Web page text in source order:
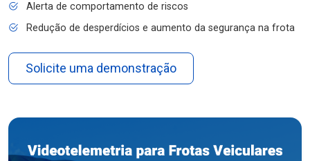
Alerta de comportamento de riscos
Redução de desperdícios e aumento da segurança na frota
Solicite uma demonstração